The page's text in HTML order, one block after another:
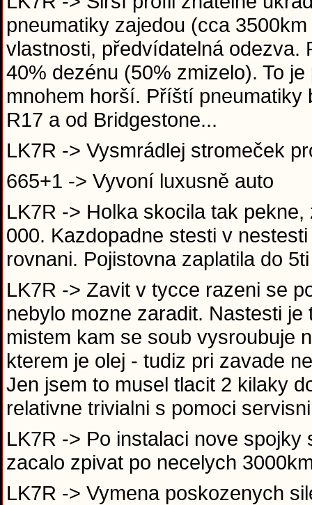
pneumatiky zajedou (cca
vlastnosti, předvídatelná odezva.
40% dezénu (50% zmizelo). To
mnohem horší. Příští
R17 a od Bridgestone...
LK7R -> Vysmrádlej stromeček
665+1 -> Vyvoní luxusně auto
LK7R -> Holka skocila tak
000. Kazdopadne stesti v
rovnani. Pojistovna zaplatila do
LK7R -> Zavit v tycce razeni se
nebylo mozne zaradit. Nastesti
mistem kam se soub vysroubuje
kterem je olej - tudiz pri zavade
Jen jsem to musel tlacit 2 kilaky
relativne trivialni s pomoci
LK7R -> Po instalaci nove
zacalo zpivat po necelych
LK7R -> Vymena poskozenych